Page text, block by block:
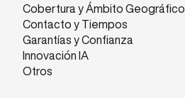
Cobertura y Ámbito Geográfico
Contacto y Tiempos
Garantías y Confianza
Innovación IA
Otros